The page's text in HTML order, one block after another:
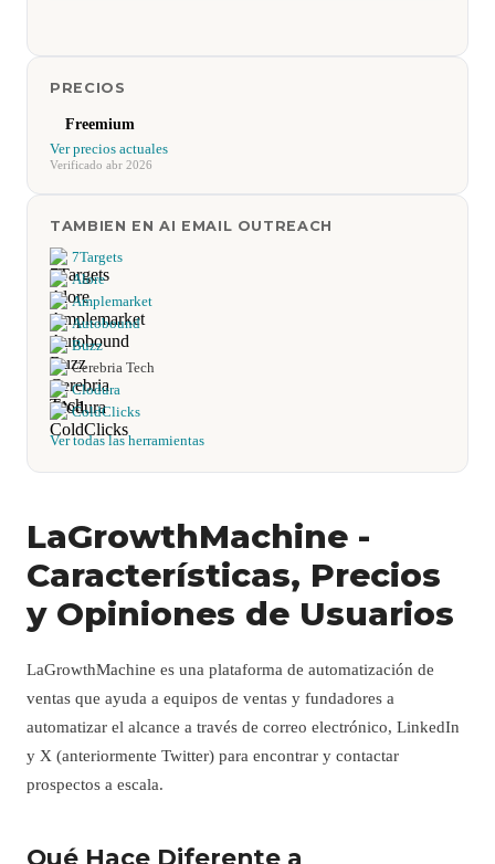
PRECIOS
Freemium
Ver precios actuales
Verificado abr 2026
TAMBIEN EN AI EMAIL OUTREACH
7Targets
Alore
Amplemarket
Autobound
Buzz
Cerebria Tech
Clodura
ColdClicks
Ver todas las herramientas
LaGrowthMachine -
Características, Precios
y Opiniones de Usuarios
LaGrowthMachine es una plataforma de automatización de
ventas que ayuda a equipos de ventas y fundadores a
automatizar el alcance a través de correo electrónico, LinkedIn
y X (anteriormente Twitter) para encontrar y contactar
prospectos a escala.
Qué Hace Diferente a